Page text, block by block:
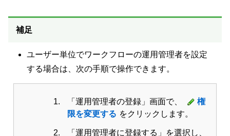
補足
ユーザー単位でワークフローの運用管理者を設定
する場合は、次の手順で操作できます。
「運用管理者の登録」画面で、
権
限を変更する をクリックします。
「運用管理者に登録する」を選択し、